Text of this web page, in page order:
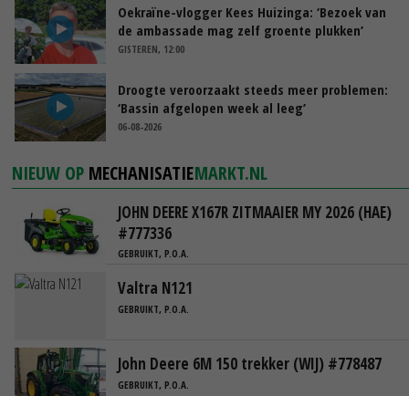
Oekraïne-vlogger Kees Huizinga: ‘Bezoek van
de ambassade mag zelf groente plukken’
GISTEREN, 12:00
Droogte veroorzaakt steeds meer problemen:
‘Bassin afgelopen week al leeg’
06-08-2026
NIEUW OP MECHANISATIEMARKT.NL
JOHN DEERE X167R ZITMAAIER MY 2026 (HAE)
#777336
GEBRUIKT, P.O.A.
Valtra N121
GEBRUIKT, P.O.A.
John Deere 6M 150 trekker (WIJ) #778487
GEBRUIKT, P.O.A.